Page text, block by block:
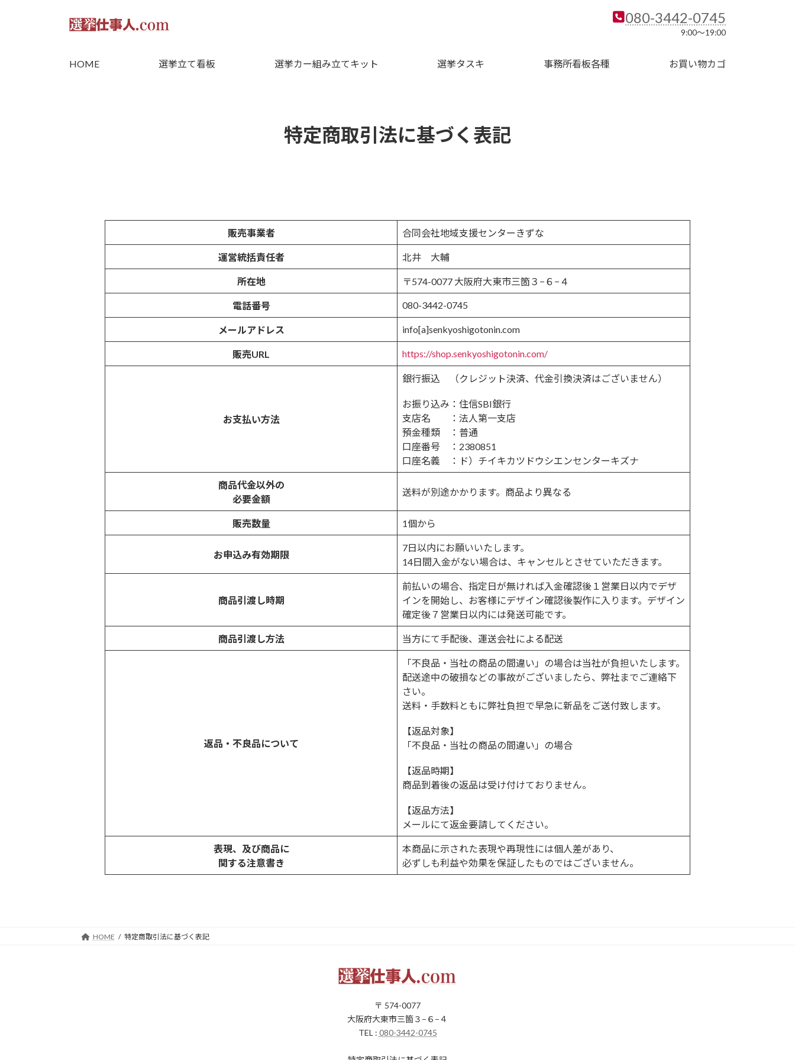
080-3442-0745
9:00～19:00
HOME 選挙立て看板 選挙カー組み立てキット 選挙タスキ 事務所看板各種 お買い物カゴ
特定商取引法に基づく表記
販売事業者 合同会社地域支援センターきずな
運営統括責任者 北井 大輔
所在地 〒574-0077 大阪府大東市三箇３−６−４
電話番号 080-3442-0745
メールアドレス info[a]senkyoshigotonin.com
販売URL https://shop.senkyoshigotonin.com/
お支払い方法
銀行振込 （クレジット決済、代金引換決済はございません）
お振り込み：住信SBI銀行
支店名 ：法人第一支店
預金種類 ：普通
口座番号 ：2380851
口座名義 ：ド）チイキカツドウシエンセンターキズナ
商品代金以外の
必要金額
送料が別途かかります。商品より異なる
販売数量 1個から
お申込み有効期限
7日以内にお願いいたします。
14日間入金がない場合は、キャンセルとさせていただきます。
商品引渡し時期
前払いの場合、指定日が無ければ入金確認後１営業日以内でデザ
インを開始し、お客様にデザイン確認後製作に入ります。デザイン
確定後７営業日以内には発送可能です。
商品引渡し方法 当方にて手配後、運送会社による配送
返品・不良品について
「不良品・当社の商品の間違い」の場合は当社が負担いたします。
配送途中の破損などの事故がございましたら、弊社までご連絡下
さい。
送料・手数料ともに弊社負担で早急に新品をご送付致します。
【返品対象】
「不良品・当社の商品の間違い」の場合
【返品時期】
商品到着後の返品は受け付けておりません。
【返品方法】
メールにて返金要請してください。
表現、及び商品に
関する注意書き
本商品に示された表現や再現性には個人差があり、
必ずしも利益や効果を保証したものではございません。
HOME 特定商取引法に基づく表記
〒 574-0077
大阪府大東市三箇３−６−４
TEL : 080-3442-0745